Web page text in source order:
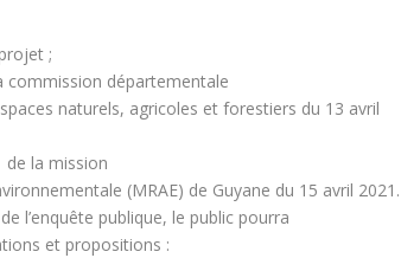
;
commission départementale
naturels, agricoles et forestiers du 13 avril
de la mission
(MRAE) de Guyane du 15 avril 2021.
l’enquête publique, le public pourra
et propositions :